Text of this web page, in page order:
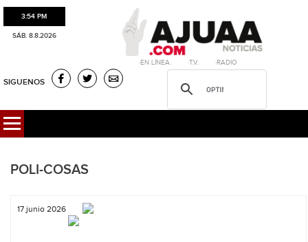
3:54 PM
SÁB. 8.8.2026
·EN LÍNEA. ·T.V. ·RADIO
SIGUENOS
POLI-COSAS
17 junio 2026